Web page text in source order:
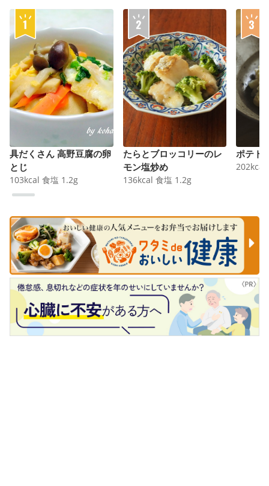
具だくさん 高野豆腐の卵
とじ
103kcal 食塩 1.2g
たらとブロッコリーのレ
モン塩炒め
136kcal 食塩 1.2g
ポテト
202kcal